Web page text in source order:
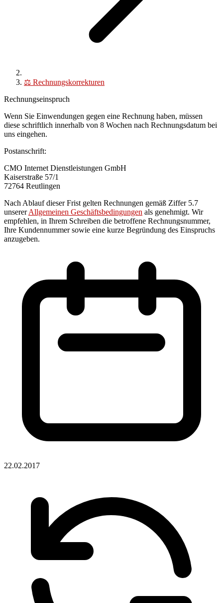
⚖️ Rechnungskorrekturen
Rechnungseinspruch
Wenn Sie Einwendungen gegen eine Rechnung haben, müssen
diese schriftlich innerhalb von 8 Wochen nach Rechnungsdatum bei
uns eingehen.
Postanschrift:
CMO Internet Dienstleistungen GmbH
Kaiserstraße 57/1
72764 Reutlingen
Nach Ablauf dieser Frist gelten Rechnungen gemäß Ziffer 5.7
unsererAllgemeinen Geschäftsbedingungen als genehmigt. Wir
empfehlen, in Ihrem Schreiben die betroffene Rechnungsnummer,
Ihre Kundennummer sowie eine kurze Begründung des Einspruchs
anzugeben.
22.02.2017